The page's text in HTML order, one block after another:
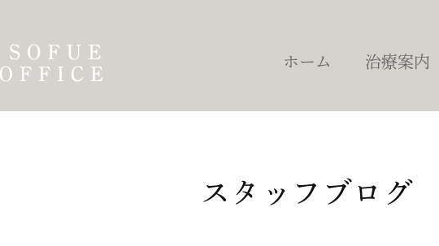
ホーム 治療案内
歯周病治療
スタッフブログ